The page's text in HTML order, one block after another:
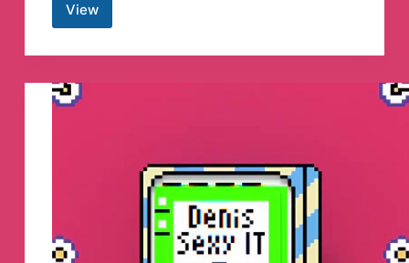
ViewTelegram
Contests
Telegram